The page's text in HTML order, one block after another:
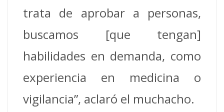
trata de aprobar a personas,
buscamos [que tengan]
habilidades en demanda, como
experiencia en medicina o
vigilancia”, aclaró el muchacho.